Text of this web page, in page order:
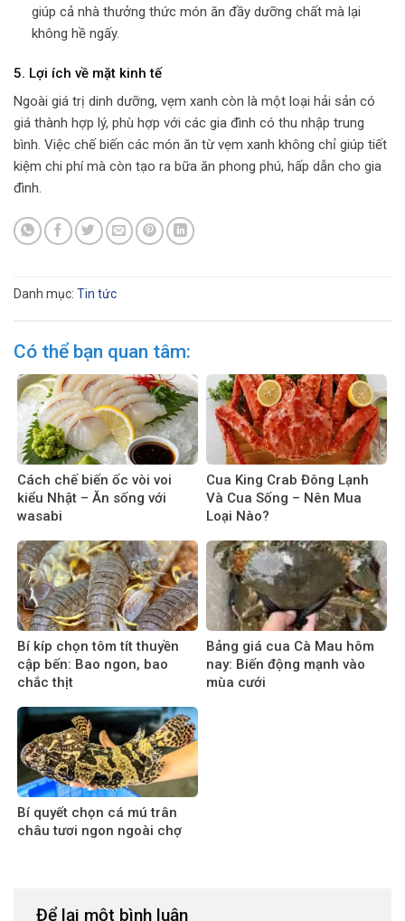
giúp cả nhà thưởng thức món ăn đầy dưỡng chất mà lại
không hề ngấy.
5. Lợi ích về mặt kinh tế
Ngoài giá trị dinh dưỡng, vẹm xanh còn là một loại hải sản có
giá thành hợp lý, phù hợp với các gia đình có thu nhập trung
bình. Việc chế biến các món ăn từ vẹm xanh không chỉ giúp tiết
kiệm chi phí mà còn tạo ra bữa ăn phong phú, hấp dẫn cho gia
đình.
Danh mục: Tin tức
Có thể bạn quan tâm:
Cách chế biến ốc vòi voi
kiểu Nhật – Ăn sống với
wasabi
Cua King Crab Đông Lạnh
Và Cua Sống – Nên Mua
Loại Nào?
Bí kíp chọn tôm tít thuyền
cập bến: Bao ngon, bao
chắc thịt
Bảng giá cua Cà Mau hôm
nay: Biến động mạnh vào
mùa cưới
Bí quyết chọn cá mú trân
châu tươi ngon ngoài chợ
Để lại một bình luận